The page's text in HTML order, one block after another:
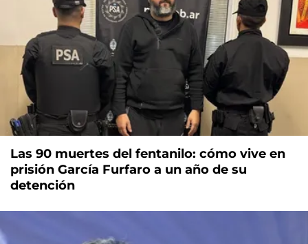
Las 90 muertes del fentanilo: cómo vive en
prisión García Furfaro a un año de su
detención